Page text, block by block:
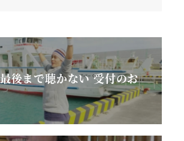
後まで聴かない 受付のお